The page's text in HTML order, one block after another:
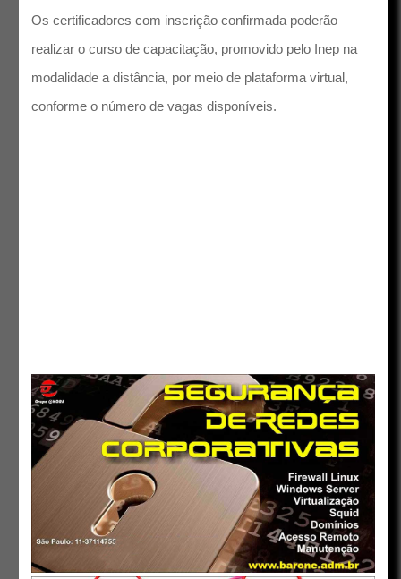
Os certificadores com inscrição confirmada poderão
realizar o curso de capacitação, promovido pelo Inep na
modalidade a distância, por meio de plataforma virtual,
conforme o número de vagas disponíveis.